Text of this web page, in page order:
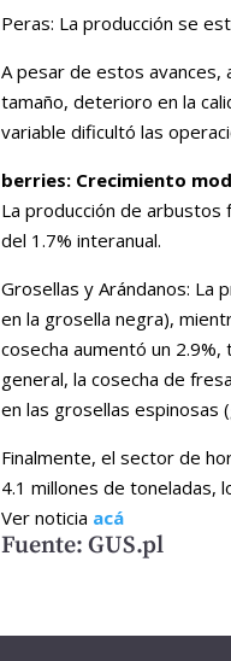
Peras: La producción se
A pesar de estos
tamaño, deterioro en la
variable dificultó las
berries: Crecimiento
La producción de arbustos
del 1.7% interanual.
Grosellas y Arándanos: La
en la grosella negra),
cosecha aumentó un
general, la cosecha de
en las grosellas espinosas
Finalmente, el sector de
4.1 millones de toneladas,
Ver noticia acá
Fuente: GUS.pl